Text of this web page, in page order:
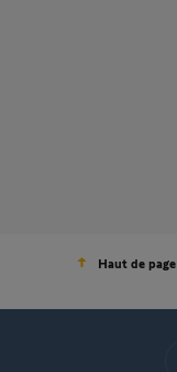
Haut de page